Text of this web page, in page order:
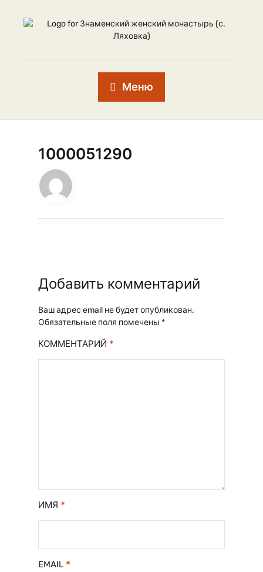
Меню
1000051290
Добавить комментарий
Ваш адрес email не будет опубликован.
Обязательные поля помечены *
КОММЕНТАРИЙ *
ИМЯ *
EMAIL *